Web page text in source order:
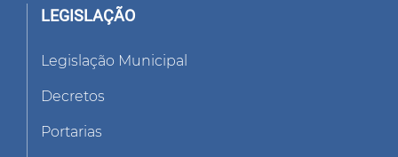
LEGISLAÇÃO
Legislação Municipal
Decretos
Portarias